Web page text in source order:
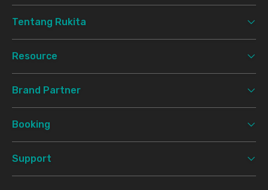
Tentang Rukita
Resource
Brand Partner
Booking
Support